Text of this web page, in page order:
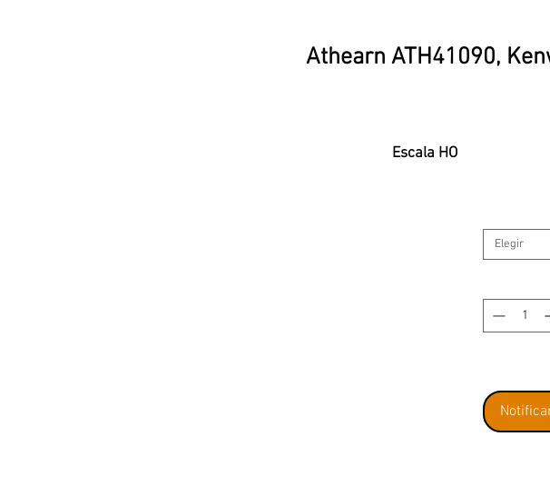
Athearn ATH41090,
Escala HO
Elegir